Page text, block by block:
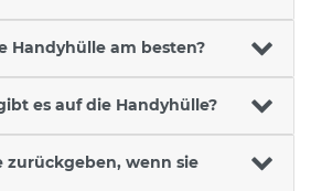
Handyhülle am besten?
es auf die Handyhülle?
zurückgeben, wenn sie